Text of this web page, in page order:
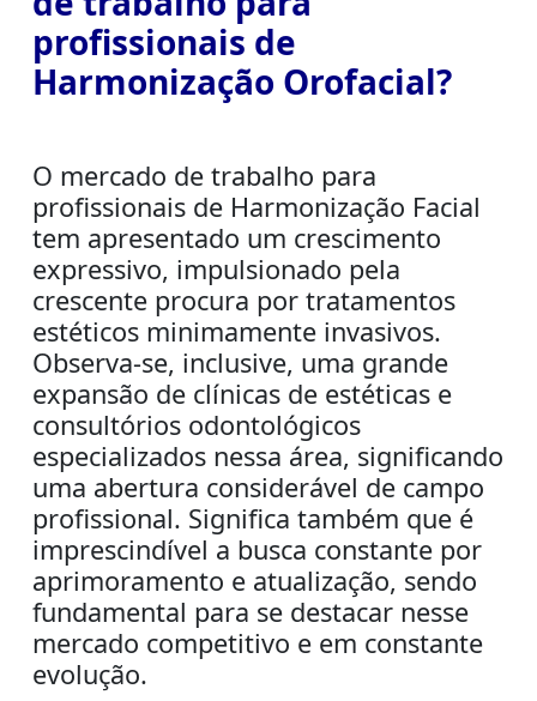
profissionais de
Harmonização Orofacial?
O mercado de trabalho para
profissionais de Harmonização Facial
tem apresentado um crescimento
expressivo, impulsionado pela
crescente procura por tratamentos
estéticos minimamente invasivos.
Observa-se, inclusive, uma grande
expansão de clínicas de estéticas e
consultórios odontológicos
especializados nessa área, significando
uma abertura considerável de campo
profissional. Significa também que é
imprescindível a busca constante por
aprimoramento e atualização, sendo
fundamental para se destacar nesse
mercado competitivo e em constante
evolução.